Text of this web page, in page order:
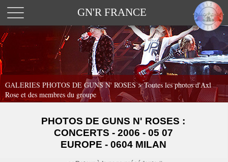
GN'R FRANCE
GALERIES PHOTOS DE GUNS N' ROSES >Toutes les photos d'Axl
Rose et des membres du groupe
PHOTOS DE GUNS N' ROSES :
CONCERTS - 2006 - 05 07
EUROPE - 0604 MILAN